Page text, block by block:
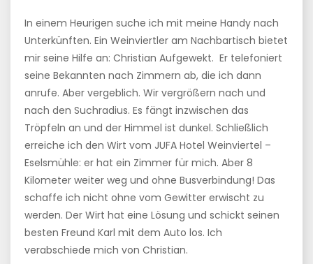
In einem Heurigen suche ich mit meine Handy nach
Unterkünften. Ein Weinviertler am Nachbartisch bietet
mir seine Hilfe an: Christian Aufgewekt. Er telefoniert
seine Bekannten nach Zimmern ab, die ich dann
anrufe. Aber vergeblich. Wir vergrößern nach und
nach den Suchradius. Es fängt inzwischen das
Tröpfeln an und der Himmel ist dunkel. Schließlich
erreiche ich den Wirt vom JUFA Hotel Weinviertel –
Eselsmühle: er hat ein Zimmer für mich. Aber 8
Kilometer weiter weg und ohne Busverbindung! Das
schaffe ich nicht ohne vom Gewitter erwischt zu
werden. Der Wirt hat eine Lösung und schickt seinen
besten Freund Karl mit dem Auto los. Ich
verabschiede mich von Christian.